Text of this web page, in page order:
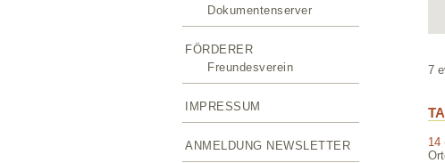
Dokumentenserver
FÖRDERER
Freundesverein
IMPRESSUM
ANMELDUNG NEWSLETTER
7
14